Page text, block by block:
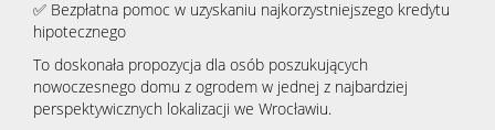
✅ Bezpłatna pomoc w uzyskaniu najkorzystniejszego kredytu
hipotecznego
To doskonała propozycja dla osób poszukujących
nowoczesnego domu z ogrodem w jednej z najbardziej
perspektywicznych lokalizacji we Wrocławiu.